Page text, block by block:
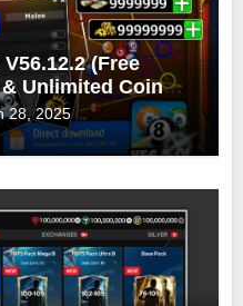
(Free
Unlimited Coins
28, 2025